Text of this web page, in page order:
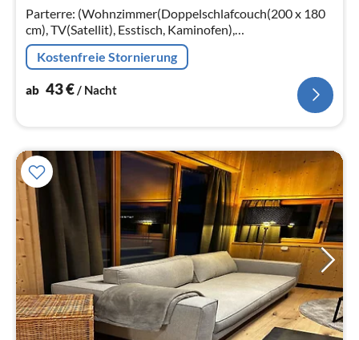
Parterre: (Wohnzimmer(Doppelschlafcouch(200 x 180
cm), TV(Satellit), Esstisch, Kaminofen),
Küche(Kochplatte(4 Kochplatten, Ceranfeld),
Wasserkocher, Toaster, Kaffeemaschine(pads)
Kostenfreie Stornierung
ab 43€/ Nacht